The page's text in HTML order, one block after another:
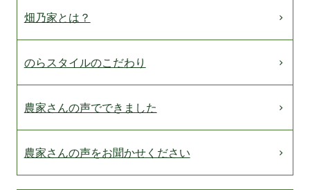
畑乃家とは？
のらスタイルのこだわり
農家さんの声でできました
農家さんの声をお聞かせください